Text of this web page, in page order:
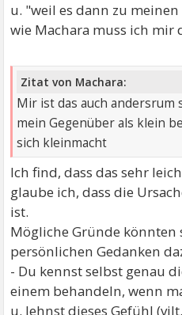
u. "weil es dann zu
wie Machara muss ich mir
Zitat von Machara:
Mir ist das auch andersrum
mein Gegenüber als klein
sich kleinmacht
Ich find, dass das sehr
glaube ich, dass die
ist.
Mögliche Gründe könnten
persönlichen Gedanken
- Du kennst selbst genau
einem behandeln, wenn
u. lehnst dieses Gefühl